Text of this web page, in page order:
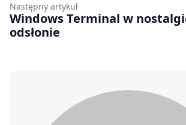
Następny artykuł
Windows Terminal w
odsłonie